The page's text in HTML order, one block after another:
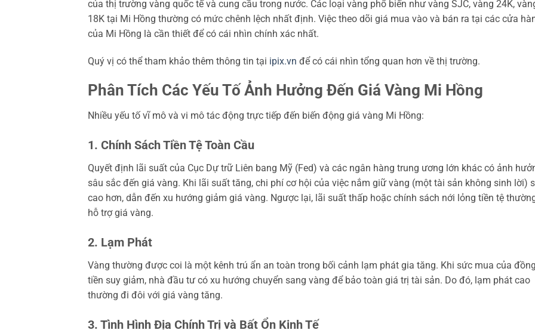
của thị trường vàng quốc tế và cung cầu trong nước. Các loại vàng phổ biến như vàng SJC, vàng 24K,
18K tại Mi Hồng thường có mức chênh lệch nhất định. Việc theo dõi giá mua vào và bán ra tại các cửa
của Mi Hồng là cần thiết để có cái nhìn chính xác nhất.
Quý vị có thể tham khảo thêm thông tin tại ipix.vn để có cái nhìn tổng quan hơn về thị trường.
Phân Tích Các Yếu Tố Ảnh Hưởng Đến Giá Vàng Mi Hồng
Nhiều yếu tố vĩ mô và vi mô tác động trực tiếp đến biến động giá vàng Mi Hồng:
1. Chính Sách Tiền Tệ Toàn Cầu
Quyết định lãi suất của Cục Dự trữ Liên bang Mỹ (Fed) và các ngân hàng trung ương lớn khác có ảnh
sâu sắc đến giá vàng. Khi lãi suất tăng, chi phí cơ hội của việc nắm giữ vàng (một tài sản không sinh lời)
cao hơn, dẫn đến xu hướng giảm giá vàng. Ngược lại, lãi suất thấp hoặc chính sách nới lỏng tiền tệ
hỗ trợ giá vàng.
2. Lạm Phát
Vàng thường được coi là một kênh trú ẩn an toàn trong bối cảnh lạm phát gia tăng. Khi sức mua của đồng
tiền suy giảm, nhà đầu tư có xu hướng chuyển sang vàng để bảo toàn giá trị tài sản. Do đó, lạm phát cao
thường đi đôi với giá vàng tăng.
3. Tình Hình Địa Chính Trị và Bất Ổn Kinh Tế